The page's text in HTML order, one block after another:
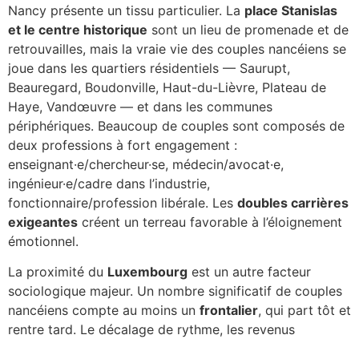
Nancy présente un tissu particulier. La place Stanislas
et le centre historique sont un lieu de promenade et de
retrouvailles, mais la vraie vie des couples nancéiens se
joue dans les quartiers résidentiels — Saurupt,
Beauregard, Boudonville, Haut-du-Lièvre, Plateau de
Haye, Vandœuvre — et dans les communes
périphériques. Beaucoup de couples sont composés de
deux professions à fort engagement :
enseignant·e/chercheur·se, médecin/avocat·e,
ingénieur·e/cadre dans l’industrie,
fonctionnaire/profession libérale. Les doubles carrières
exigeantes créent un terreau favorable à l’éloignement
émotionnel.
La proximité du Luxembourg est un autre facteur
sociologique majeur. Un nombre significatif de couples
nancéiens compte au moins un frontalier, qui part tôt et
rentre tard. Le décalage de rythme, les revenus